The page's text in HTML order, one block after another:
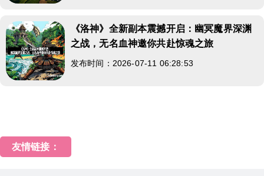
《洛神》全新副本震撼开启：幽冥魔界深渊
之战，无名血神邀你共赴惊魂之旅
发布时间：2026-07-11 06:28:53
友情链接：